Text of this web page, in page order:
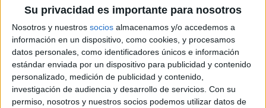
Su privacidad es importante para nosotros
Nosotros y nuestros socios almacenamos y/o accedemos a
información en un dispositivo, como cookies, y procesamos
datos personales, como identificadores únicos e información
estándar enviada por un dispositivo para publicidad y contenido
personalizado, medición de publicidad y contenido,
investigación de audiencia y desarrollo de servicios. Con su
permiso, nosotros y nuestros socios podemos utilizar datos de
ESCOLA SUPERIOR DE RELACIONS PúBLIQUES (CENTRO
ADSCRITO A LA UB) (Centro Adscrito Privado)
Tipo: Máster
Pídeles información ¡GRATIS!
Presencial |
Máster Universitario en
Estrategia y Creatividad Publicitarias